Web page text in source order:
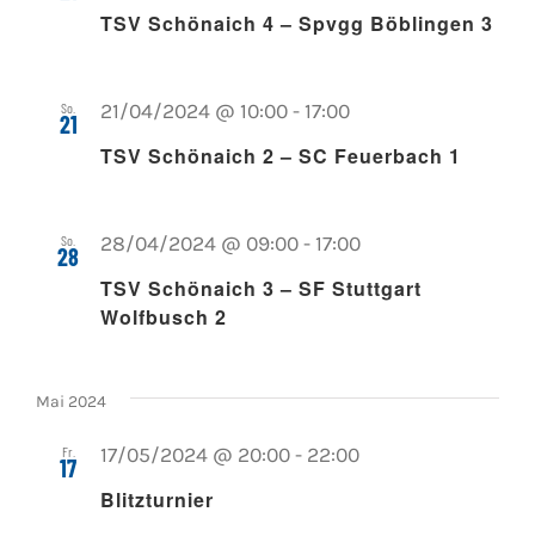
TSV Schönaich 4 – Spvgg Böblingen 3
So.
21
TSV Schönaich 2 – SC Feuerbach 1
21/04/2024 @ 10:00 - 17:00
So.
28
TSV Schönaich 3 – SF Stuttgart
Wolfbusch 2
28/04/2024 @ 09:00 - 17:00
Mai 2024
Fr.
17
Blitzturnier
17/05/2024 @ 20:00 - 22:00